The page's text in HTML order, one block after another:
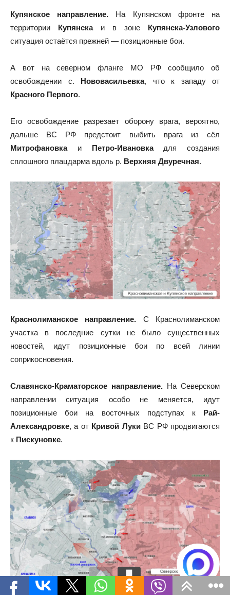
Купянское направление. На Купянском фронте на
территории Купянскаи в зоне Купянска-Узлового
ситуация остаётся прежней — позиционные бои.
А вот на северном фланге МО РФ сообщило об
освобождении с. Нововасильевка, что к западу от
Красного Первого.
Его освобождение разрезает оборону врага, вероятно,
дальше ВС РФ предстоит выбить врага из сёл
Митрофановкаи Петро-Ивановкадля создания
сплошного плацдарма вдоль р. Верхняя Двуречная.
Краснолиманское направление. С Краснолиманском
участкав последние сутки не было существенных
новостей, идут позиционные бои по всей линии
соприкосновения.
Славянско-Краматорское направление. На Северском
направлении ситуация особо не меняется, идут
позиционные бои на восточных подступах к Рай-
Александровке, а от Кривой ЛукиВС РФ продвигаются
к Пискуновке.